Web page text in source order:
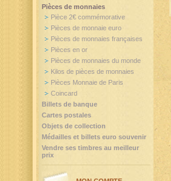
Pièces de monnaies
Pièce 2€ commémorative
Pièces de monnaie euro
Pièces de monnaies françaises
Pièces en or
Pièces de monnaies du monde
Kilos de pièces de monnaies
Pièces Monnaie de Paris
Coincard
Billets de banque
Cartes postales
Objets de collection
Médailles et billets euro souvenir
Vendre ses timbres au meilleur
prix